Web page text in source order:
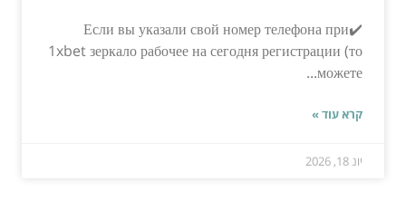
✔️Если вы указали свой номер телефона при
1xbet зеркало рабочее на сегодня регистрации (то
можете...
קרא עוד »
יונ 18, 2026